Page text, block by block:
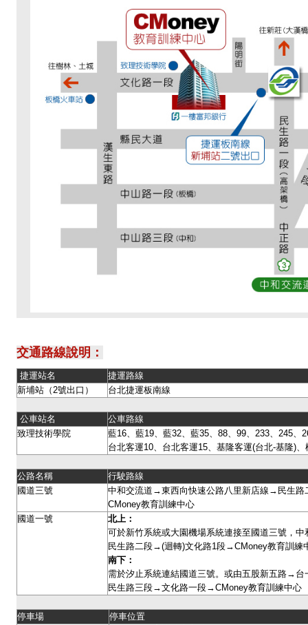
交通路線說明：
捷運站名
捷運路線
新埔站（2號出口）
台北捷運板南線
公車站名
公車路線
致理技術學院
藍16、藍19、藍32、藍35、88、99、233、245、
台北客運10、台北客運15、基隆客運(台北-基隆)
公路名稱
行駛路線
國道三號
中和交流道→東西向快速公路八里新店線→民生
CMoney教育訓練中心
國道一號
北上：
可於新竹系統或大園機場系統連接至國道三號，
民生路二段→(迴轉)文化路1段→CMoney教育訓練
南下：
需於汐止系統連結國道三號。或由五股新五路
民生路三段→文化路一段→CMoney教育訓練中心
停車場
停車位置